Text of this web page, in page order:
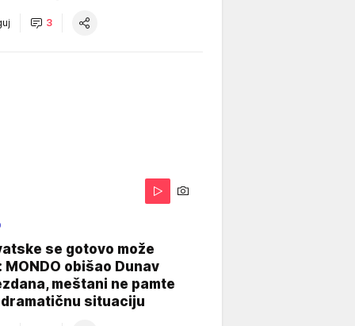
3
se gotovo može
MONDO obišao Dunav
meštani ne pamte
situaciju